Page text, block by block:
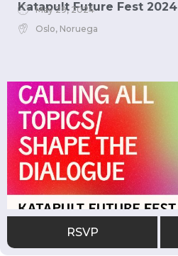
May 29, 2024
Oslo, Noruega
Katapult Future Fest 2024
RSVP